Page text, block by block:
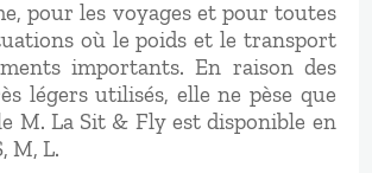
pour les voyages et pour toutes
où le poids et le transport
importants. En raison des
légers utilisés, elle ne pèse que
M. La Sit & Fly est disponible en
M, L.